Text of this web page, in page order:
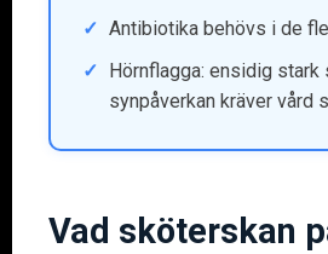
Antibiotika behövs i de
Hörnflagga: ensidig stark
synpåverkan kräver vård
Vad sköterskan